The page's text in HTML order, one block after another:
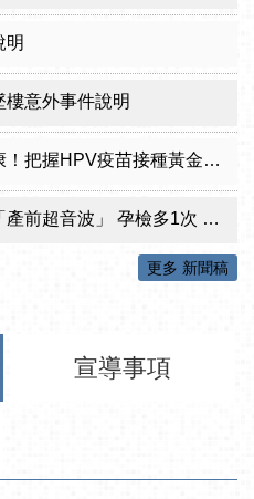
明
意外事件說明
黃金期 臺北市提供校園設站及98家合約院所接種服務
波」 孕檢多1次 準媽咪「超」安心！
更多 新聞稿
宣導事項